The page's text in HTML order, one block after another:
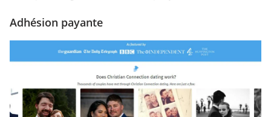
Adhésion payante